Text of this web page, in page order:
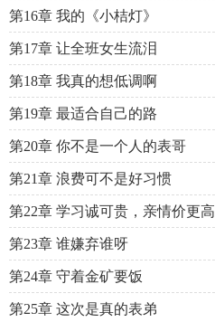
第16章 我的《小桔灯》
第17章 让全班女生流泪
第18章 我真的想低调啊
第19章 最适合自己的路
第20章 你不是一个人的表哥
第21章 浪费可不是好习惯
第22章 学习诚可贵，亲情价更高
第23章 谁嫌弃谁呀
第24章 守着金矿要饭
第25章 这次是真的表弟